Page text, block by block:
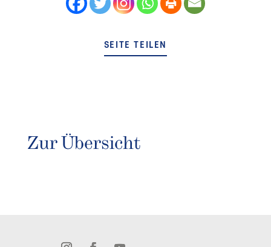
SEITE TEILEN
Zur Übersicht